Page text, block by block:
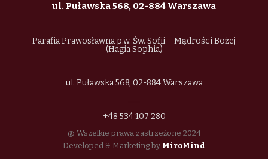
ul. Puławska 568, 02-884 Warszawa
Parafia Prawosławna p.w. Św. Sofii – Mądrości Bożej
(Hagia Sophia)
ul. Puławska 568, 02-884 Warszawa
+48 534 107 280
@ Wszelkie prawa zastrzeżone 2024
Developed & Marketing by MiroMind